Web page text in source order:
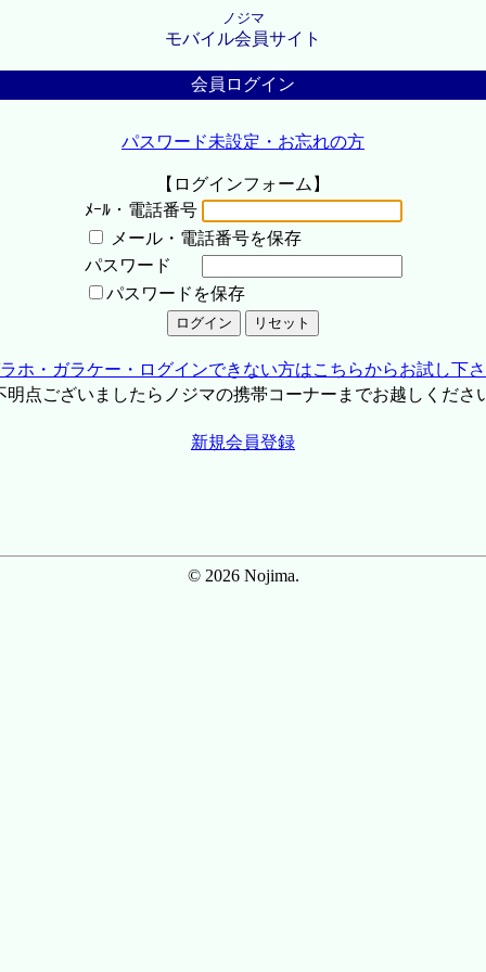
ノジマ
モバイル会員サイト
会員ログイン
パスワード未設定・お忘れの方
【ログインフォーム】
ﾒｰﾙ・電話番号
メール・電話番号を保存
パスワード
パスワードを保存
ホ・ガラケー・ログインできない方はこちらからお試し下
点ございましたらノジマの携帯コーナーまでお越しくださ
新規会員登録
© 2026 Nojima.